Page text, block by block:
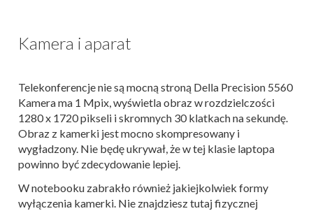
Kamera i aparat
Telekonferencje nie są mocną stroną Della Precision 5560
Kamera ma 1 Mpix, wyświetla obraz w rozdzielczości
1280 x 1720 pikseli i skromnych 30 klatkach na sekundę.
Obraz z kamerki jest mocno skompresowany i
wygładzony. Nie będę ukrywał, że w tej klasie laptopa
powinno być zdecydowanie lepiej.
W notebooku zabrakło również jakiejkolwiek formy
wyłączenia kamerki. Nie znajdziesz tutaj fizycznej